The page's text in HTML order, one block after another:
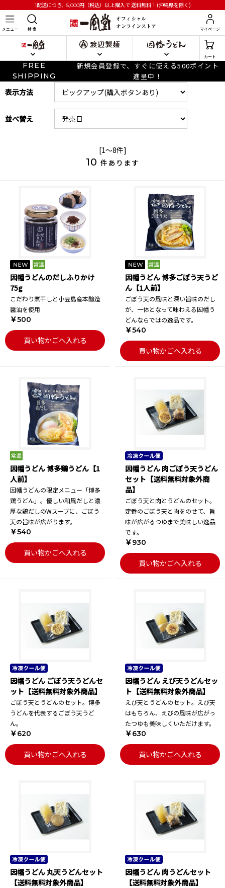
1配送につき、5,000円 （税込）以上購入で送料無料！(沖縄県を除く)
メニュー 検 索 マイページ
カート
FREE
SHIPPING
新規会員登録で、すぐに使える500ポイント
進呈中！
表示方法
並べ替え
[1～8件]
10 件あります
因幡うどんのだしふりかけ
75g
こだわり煮干しと小豆島産本醸造
醤油を使用
￥500
買い物かごへ入れる
因幡うどん 博多ごぼう天うど
ん【1人前】
ごぼう天の風味と深い旨味のだし
が、一体となって味わえる因幡う
どんならではの逸品です。
￥540
買い物かごへ入れる
因幡うどん 博多鶏うどん【1
人前】
因幡うどんの限定メニュー「博多
鶏うどん」。優しい和風だしと濃
厚な鶏だしのWスープに、ごぼう
天の旨味が広がります。
￥540
買い物かごへ入れる
因幡うどん 肉ごぼう天うどん
セット【送料無料対象外商
品】
ごぼう天と肉とうどんのセット。
定番のごぼう天と肉をのせて、旨
味が広がるつゆまで美味しい逸品
です。
￥930
買い物かごへ入れる
因幡うどん ごぼう天うどんセ
ット【送料無料対象外商品】
ごぼう天とうどんのセット。博多
うどんを代表するごぼう天うど
ん。
￥620
買い物かごへ入れる
因幡うどん えび天うどんセッ
ト【送料無料対象外商品】
えび天とうどんのセット。えび天
はもちろん、えびの風味が広がっ
たつゆも美味しくいただけます。
￥630
買い物かごへ入れる
因幡うどん 丸天うどんセット
【送料無料対象外商品】
因幡うどん 肉うどんセット
【送料無料対象外商品】